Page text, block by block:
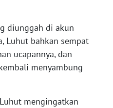
diunggah di akun
Luhut bahkan sempat
ucapannya, dan
menyambung
mengingatkan